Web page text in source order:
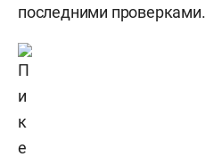
последними проверками.